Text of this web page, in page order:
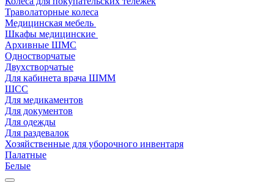
Траволаторные колеса
Медицинская мебель
Шкафы медицинские
Архивные ШМС
Одностворчатые
Двухстворчатые
Для кабинета врача ШММ
ШСС
Для медикаментов
Для документов
Для одежды
Для раздевалок
Хозяйственные для уборочного инвентаря
Палатные
Белые